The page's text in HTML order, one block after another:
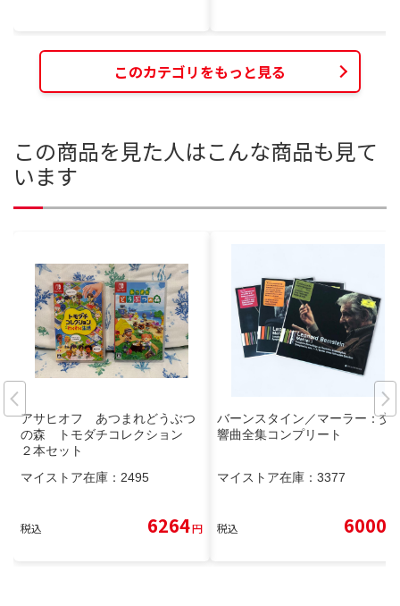
このカテゴリをもっと見る
この商品を見た人はこんな商品も見て
います
アサヒオフ あつまれどうぶつ
の森 トモダチコレクション
２本セット
マイストア在庫： 2495
税込 6264円
バーンスタイン／マーラー：交
響曲全集コンプリート
マイストア在庫： 3377
税込 6000